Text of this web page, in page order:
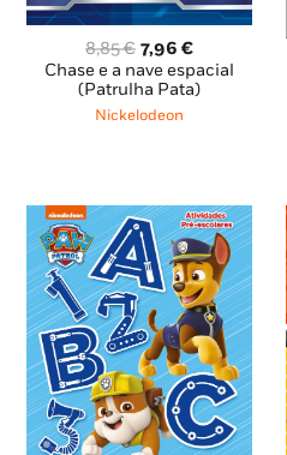
8,85€ O
preço
original
era:
7,96 €O
preço
atual
Chase e a nave espacial
(Patrulha Pata)
Nickelodeon